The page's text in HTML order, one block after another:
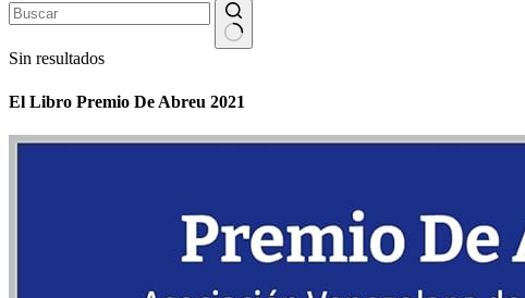
Sin resultados
El Libro Premio De Abreu 2021